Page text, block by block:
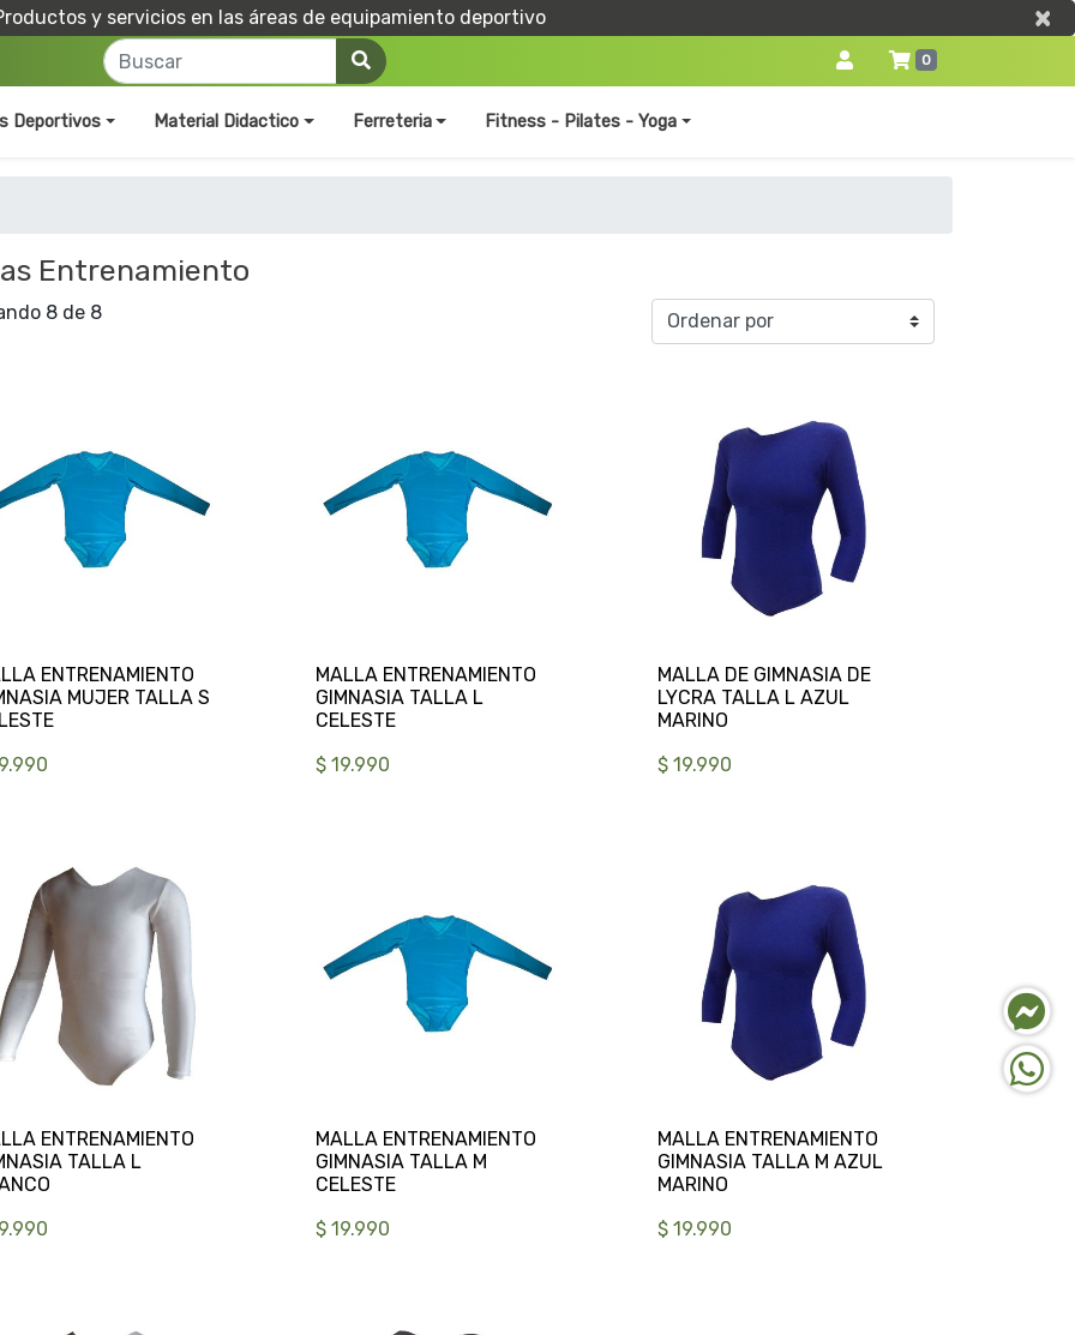
y servicios en las áreas de equipamiento deportivo ×
×
0
Deportivos Material Didactico Ferreteria Fitness - Pilates - Yoga
Entrenamiento
8 de 8
ENTRENAMIENTO
MUJER TALLA S
MALLA ENTRENAMIENTO
GIMNASIA TALLA L
CELESTE
$ 19.990
MALLA DE GIMNASIA DE
LYCRA TALLA L AZUL
$ 19.990
ENTRENAMIENTO
TALLA L
MALLA ENTRENAMIENTO
GIMNASIA TALLA M
CELESTE
$ 19.990
MALLA ENTRENAMIENTO
GIMNASIA TALLA M AZUL
$ 19.990